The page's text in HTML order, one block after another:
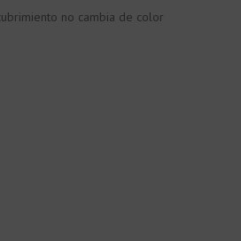
no cambia de color